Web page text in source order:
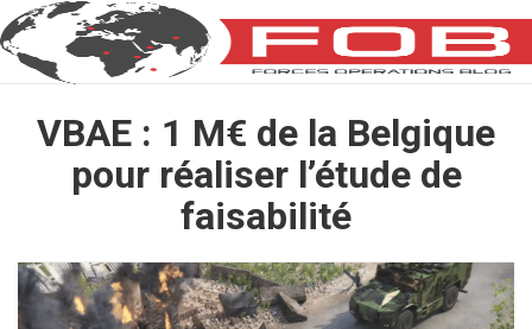
VBAE : 1 M€ de la Belgique
pour réaliser l’étude de
faisabilité